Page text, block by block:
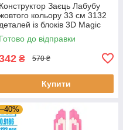
Конструктор Заєць Лабубу
кольору 33 см 3132
деталей із блоків 3D Magic
Blocks, блокові конструктори
Готово до відправки
₴ 570 ₴
Купити
–40%